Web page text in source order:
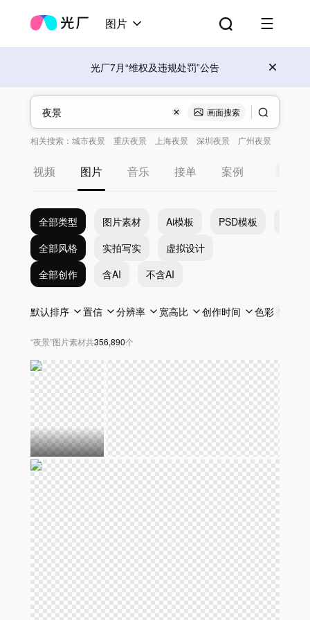
图片
光厂7月“维权及违规处罚”公告
画面搜索
相关搜索： 城市夜景 重庆夜景 上海夜景 深圳夜景 广州夜景
视频 图片 音乐 接单 案例
全部类型 图片素材 Ai模板 PSD模板
全部风格
实拍写实
虚拟设计
全部创作
含AI 不含AI
默认排序 置信 分辨率 宽高比 创作时间 色彩
“夜景”图片素材共356,890个
AD